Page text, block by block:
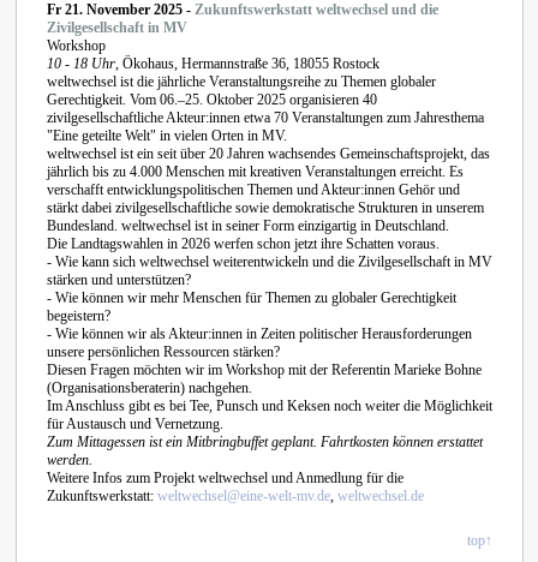
Fr 21. November 2025 -Zukunftswerkstatt weltwechsel und die
Zivilgesellschaft in MV
Workshop
10 - 18 Uhr, Ökohaus, Hermannstraße 36, 18055 Rostock
weltwechsel ist die jährliche Veranstaltungsreihe zu Themen globaler
Gerechtigkeit. Vom 06.–25. Oktober 2025 organisieren 40
zivilgesellschaftliche Akteur:innen etwa 70 Veranstaltungen zum Jahresthema
"Eine geteilte Welt" in vielen Orten in MV.
weltwechsel ist ein seit über 20 Jahren wachsendes Gemeinschaftsprojekt, das
jährlich bis zu 4.000 Menschen mit kreativen Veranstaltungen erreicht. Es
verschafft entwicklungspolitischen Themen und Akteur:innen Gehör und
stärkt dabei zivilgesellschaftliche sowie demokratische Strukturen in unserem
Bundesland. weltwechsel ist in seiner Form einzigartig in Deutschland.
Die Landtagswahlen in 2026 werfen schon jetzt ihre Schatten voraus.
- Wie kann sich weltwechsel weiterentwickeln und die Zivilgesellschaft in MV
stärken und unterstützen?
- Wie können wir mehr Menschen für Themen zu globaler Gerechtigkeit
begeistern?
- Wie können wir als Akteur:innen in Zeiten politischer Herausforderungen
unsere persönlichen Ressourcen stärken?
Diesen Fragen möchten wir im Workshop mit der Referentin Marieke Bohne
(Organisationsberaterin) nachgehen.
Im Anschluss gibt es bei Tee, Punsch und Keksen noch weiter die Möglichkeit
für Austausch und Vernetzung.
Zum Mittagessen ist ein Mitbringbuffet geplant. Fahrtkosten können erstattet
werden.
Weitere Infos zum Projekt weltwechsel und Anmedlung für die
Zukunftswerkstatt: weltwechsel@eine-welt-mv.de, weltwechsel.de
top↑